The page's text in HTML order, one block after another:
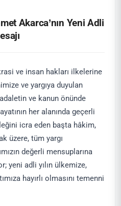
Akarca’nın Yeni Adli
ve insan hakları ilkelerine
ve yargıya duyulan
ve kanun önünde
her alanında geçerli
icra eden başta hâkim,
üzere, tüm yargı
değerli mensuplarına
yeni adli yılın ülkemize,
hayırlı olmasını temenni